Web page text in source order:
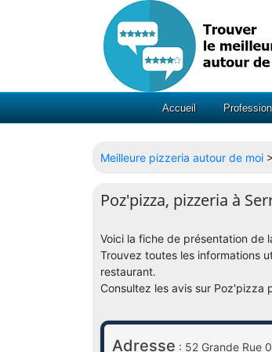
Accueil
Meilleure pizzeria autour de moi >
Poz'pizza, pizzeria à
Voici la fiche de présentation de
Trouvez toutes les informations
restaurant.
Consultez les avis sur Poz'pizza
Adresse : 52 Grande Rue